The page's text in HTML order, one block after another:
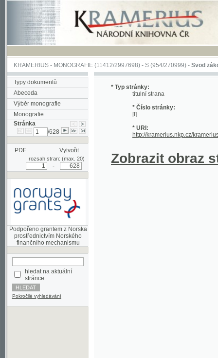
KRAMERIUS-MONOGRAFIE(11412/2997698) -S (954/270999)-Svod zákonův
Typy dokumentů
Abeceda
Výběr monografie
Monografie
Stránka
/628
PDF Vytvořit
rozsah stran: (max. 20)
Podpořeno grantem z Norska
prostřednictvím Norského
hledat na aktuální
stránce
Pokročilé vyhledávání
* Typ stránky:
titulní strana
* Číslo stránky:
* URI: